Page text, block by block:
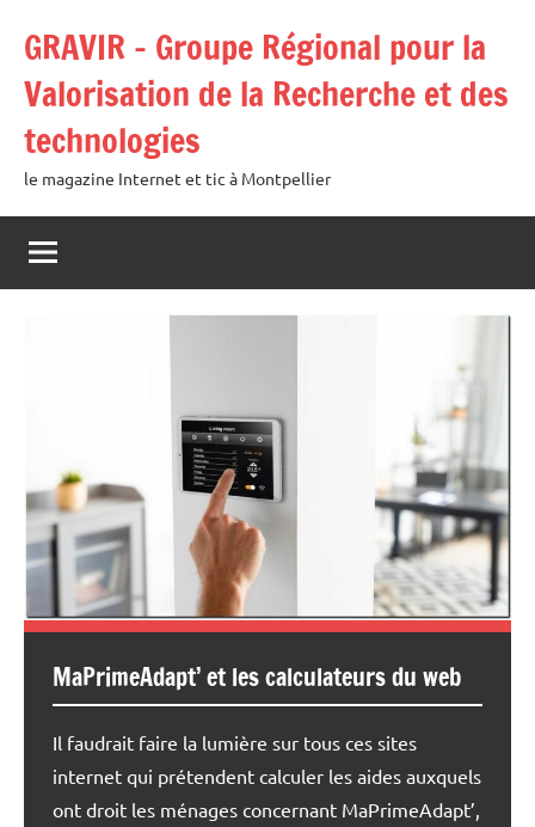
contenu
GRAVIR – Groupe Régional pour la
Valorisation de la Recherche et des
technologies
le magazine Internet et tic à Montpellier
MaPrimeAdapt’ et les calculateurs du web
Il faudrait faire la lumière sur tous ces sites
internet qui prétendent calculer les aides auxquels
ont droit les ménages concernant MaPrimeAdapt’,